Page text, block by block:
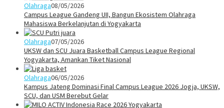
Olahraga08/05/2026
Campus League Gandeng UII, Bangun Ekosistem Olahraga
Mahasiswa Berkelanjutan di Yogyakarta
Olahraga07/05/2026
UKSW dan SCU Juara Basketball Campus League Regional
Yogyakarta, Amankan Tiket Nasional
Olahraga06/05/2026
Kampus Jateng Dominasi Final Campus League 2026 Jogja, UKSW,
SCU, dan USM Berebut Gelar